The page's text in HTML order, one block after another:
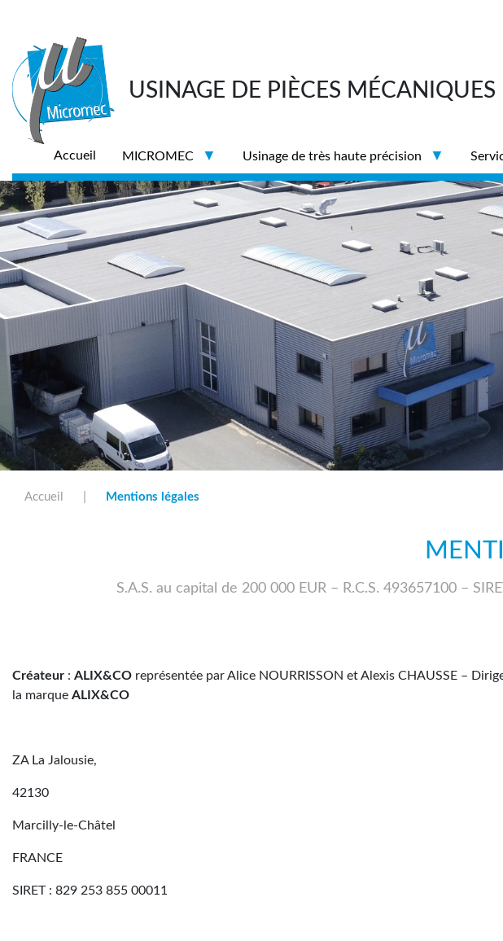
USINAGE DE PIÈCES
Accueil MICROMEC Usinage de très haute précision
Accueil Mentions légales
S.A.S. au capital de 200 000 EUR – R.C.S. 493657100 –
Créateur : ALIX&CO représentée par Alice NOURRISSON et Alexis CHAUSSE –
la marque ALIX&CO
ZA La Jalousie,
42130
Marcilly-le-Châtel
FRANCE
SIRET : 829 253 855 00011